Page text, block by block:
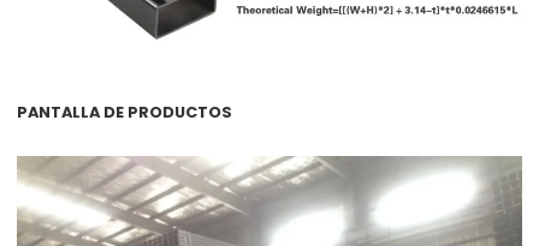
PANTALLA DE PRODUCTOS